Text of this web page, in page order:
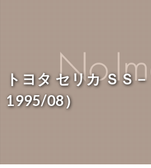
トヨタ セリカ ＳＳ
1995/08）